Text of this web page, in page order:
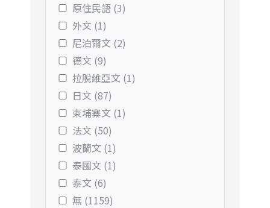
原住民語 (3)
外文 (1)
尼泊爾文 (2)
德文 (9)
拉脫維亞文 (1)
日文 (87)
柬埔寨文 (1)
法文 (50)
波蘭文 (1)
泰國文 (1)
泰文 (6)
無 (1159)